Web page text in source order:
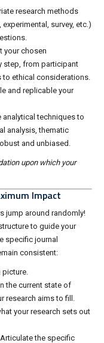
research methods
survey, etc.)
your chosen
step, from participant
to ethical considerations.
and replicable your
techniques to
analysis, thematic
and unbiased.
upon which your
Impact
jump around randomly!
to guide your
specific journal
consistent:
picture.
the current state of
research aims to fill.
your research sets out
Articulate the specific